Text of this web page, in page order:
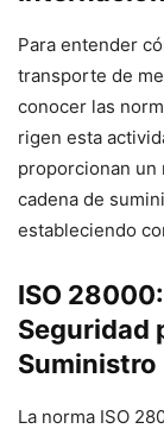
Para entender
transporte de
conocer las
rigen esta
proporcionan un
cadena de
estableciendo
ISO
Seguridad
Suministro
La norma ISO